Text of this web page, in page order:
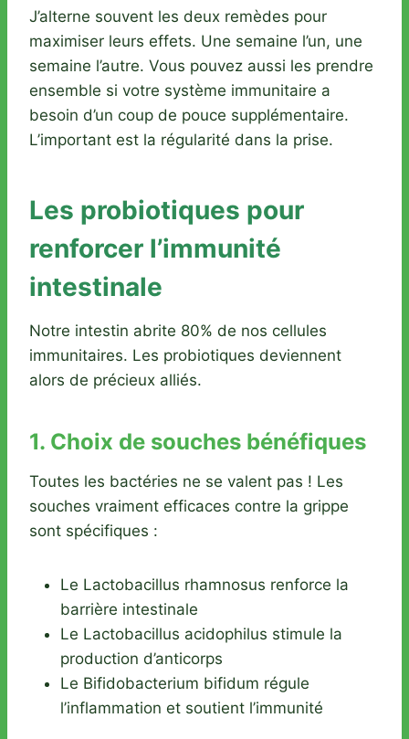
J’alterne souvent les deux remèdes pour
maximiser leurs effets. Une semaine l’un, une
semaine l’autre. Vous pouvez aussi les prendre
ensemble si votre système immunitaire a
besoin d’un coup de pouce supplémentaire.
L’important est la régularité dans la prise.
Les probiotiques pour
renforcer l’immunité
intestinale
Notre intestin abrite 80% de nos cellules
immunitaires. Les probiotiques deviennent
alors de précieux alliés.
1. Choix de souches bénéfiques
Toutes les bactéries ne se valent pas ! Les
souches vraiment efficaces contre la grippe
sont spécifiques :
Le Lactobacillus rhamnosus renforce la
barrière intestinale
Le Lactobacillus acidophilus stimule la
production d’anticorps
Le Bifidobacterium bifidum régule
l’inflammation et soutient l’immunité